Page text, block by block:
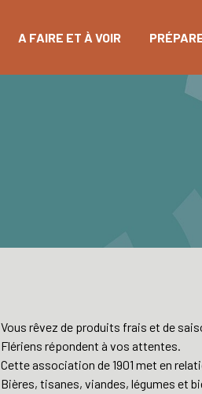
A FAIRE ET À VOIR
Vous rêvez de produits frais et de
Flériens répondent à vos attentes.
Cette association de 1901 met en
Bières, tisanes, viandes, légumes et